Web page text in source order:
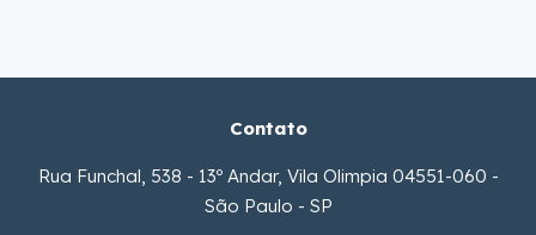
Contato
Rua Funchal, 538 - 13º Andar, Vila Olimpia 04551-060 -
São Paulo - SP